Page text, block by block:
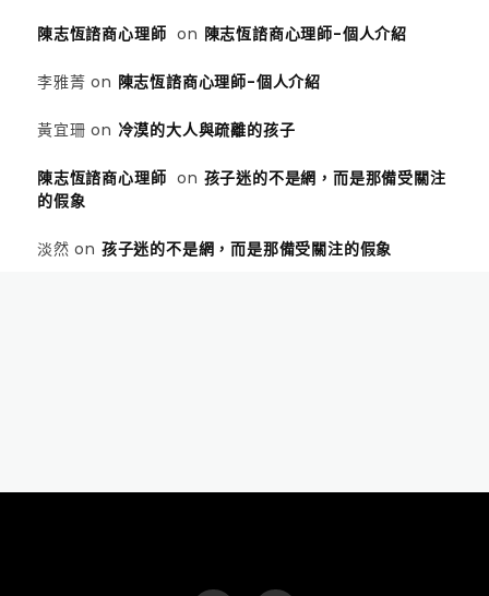
陳志恆諮商心理師 on 陳志恆諮商心理師-個人介紹
李雅菁 on 陳志恆諮商心理師-個人介紹
黃宜珊 on 冷漠的大人與疏離的孩子
陳志恆諮商心理師 on 孩子迷的不是網，而是那備受關注
的假象
淡然 on 孩子迷的不是網，而是那備受關注的假象